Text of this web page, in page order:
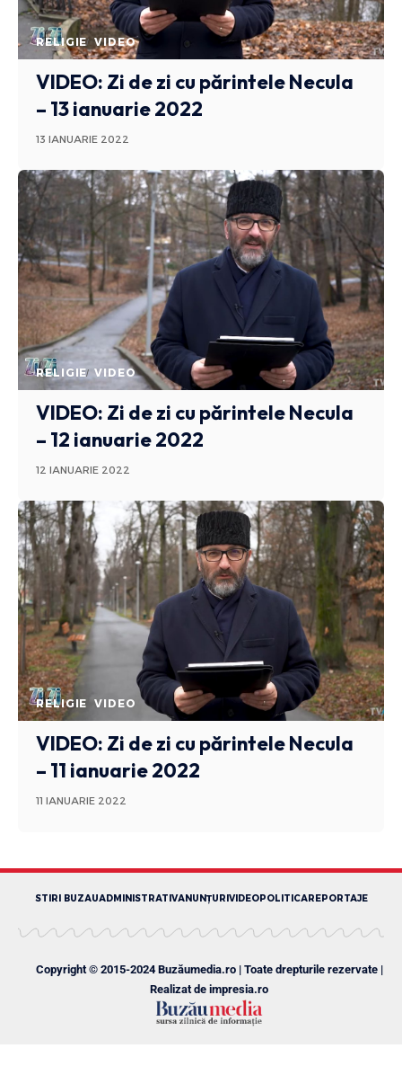
RELIGIE VIDEO
VIDEO: Zi de zi cu părintele Necula
– 13 ianuarie 2022
13 IANUARIE 2022
RELIGIE VIDEO
VIDEO: Zi de zi cu părintele Necula
– 12 ianuarie 2022
12 IANUARIE 2022
RELIGIE VIDEO
VIDEO: Zi de zi cu părintele Necula
– 11 ianuarie 2022
11 IANUARIE 2022
STIRI BUZAUADMINISTRATIVANUNȚURIVIDEOPOLITICAREPORTAJE
Copyright © 2015-2024 Buzăumedia.ro | Toate drepturile rezervate |
Realizat de impresia.ro